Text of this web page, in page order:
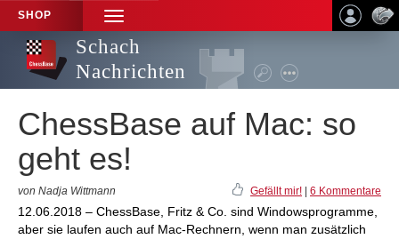
SHOP
TOGGLE
NAVIGATION
Schach
Nachrichten
ChessBase auf Mac: so
geht es!
von Nadja Wittmann Gefällt mir! 6 Kommentare
12.06.2018 – ChessBase, Fritz & Co. sind Windowsprogramme,
aber sie laufen auch auf Mac-Rechnern, wenn man zusätzlich